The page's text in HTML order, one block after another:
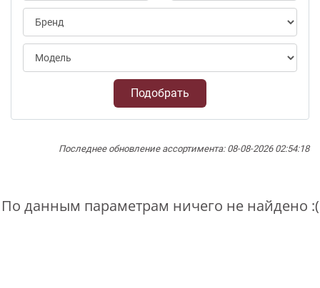
Подобрать
Последнее обновление ассортимента: 08-08-2026 02:54:18
По данным параметрам ничего не найдено :(